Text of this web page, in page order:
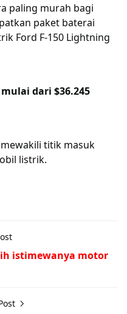
paling murah bagi
paket baterai
Ford F-150 Lightning
mulai dari $36.245
titik masuk
listrik.
istimewanya motor